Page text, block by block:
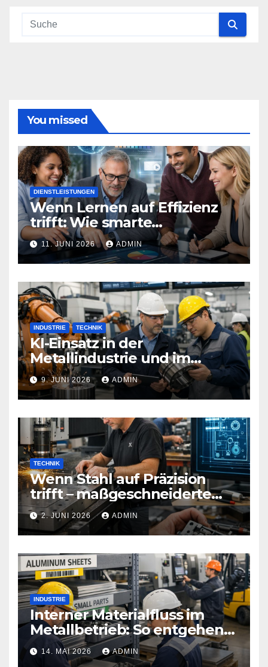
You missed
DIENSTLEISTUNGEN
Wenn Lernen auf Effizienz
trifft: Wie smarte
Technologien Weiterbildung
neu definieren
11. JUNI 2026 ADMIN
INDUSTRIE TECHNIK
KI-Einsatz in der
Metallindustrie und im
Maschinenbau
9. JUNI 2026 ADMIN
TECHNIK
Wenn Stahl auf Präzision
trifft – maßgeschneiderte
Sicherheitstechnik, die Türen
neu definiert
2. JUNI 2026 ADMIN
INDUSTRIE
Interner Materialfluss im
Metallbetrieb: So entgehen
Sie teuren
Produktionsstopps
14. MAI 2026 ADMIN